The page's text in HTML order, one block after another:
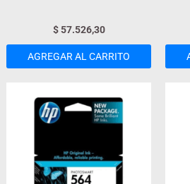
$57.526,30
AGREGAR AL CARRITO